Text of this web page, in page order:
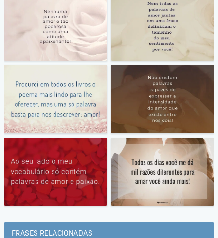
FRASES RELACIONADAS